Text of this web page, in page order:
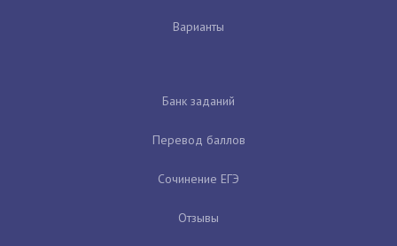
Варианты
Банк заданий
Перевод баллов
Сочинение ЕГЭ
Отзывы